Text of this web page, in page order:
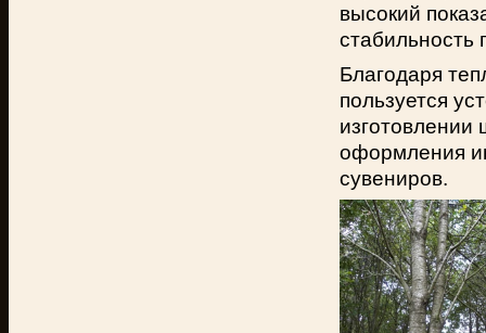
высокий
стабильность
Благодаря
пользуется
оформления
сувениров.